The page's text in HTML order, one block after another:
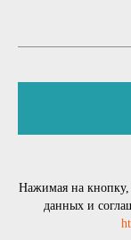
Нажимая на кнопку,
данных и